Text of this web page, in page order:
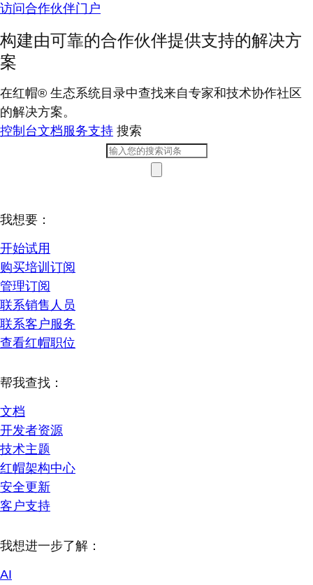
访问合作伙伴门户
构建由可靠的合作伙伴提供支持的解决方
案
在红帽® 生态系统目录中查找来自专家和技术协作社区
的解决方案。
控制台文档服务支持 搜索
我想要：
开始试用
购买培训订阅
管理订阅
联系销售人员
联系客户服务
查看红帽职位
帮我查找：
文档
开发者资源
技术主题
红帽架构中心
安全更新
客户支持
我想进一步了解：
AI